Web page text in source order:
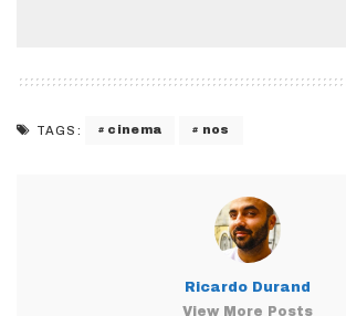
TAGS: cinema nos
Ricardo Durand
View More Posts